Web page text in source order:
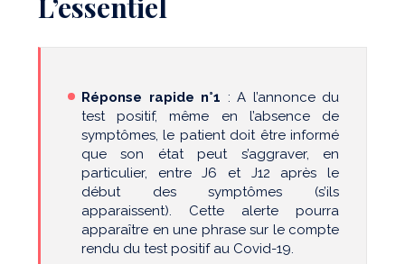
L’essentiel
Réponse rapide n°1 : A l’annonce du
test positif, même en l’absence de
symptômes, le patient doit être informé
que son état peut s’aggraver, en
particulier, entre J6 et J12 après le
début des symptômes (s’ils
apparaissent). Cette alerte pourra
apparaître en une phrase sur le compte
rendu du test positif au Covid-19.